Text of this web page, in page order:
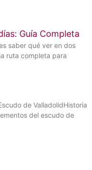
Guía Completa
saber qué ver en dos
ruta completa para
de ValladolidHistoria
del escudo de